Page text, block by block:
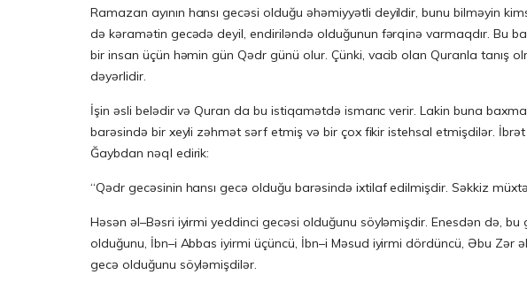
Ramazan ayının hansı gecəsi olduğu əhəmiyyətli deyildir, bunu bilməyin
də kəramətin gecədə deyil, endiriləndə olduğunun fərqinə varmaqdır. Bu
bir insan üçün həmin gün Qədr günü olur. Çünki, vacib olan Quranla tanış
dəyərlidir.
İşin əsli belədir və Quran da bu istiqamətdə ismarıc verir. Lakin buna
barəsində bir xeyli zəhmət sərf etmiş və bir çox fikir istehsal etmişdilər.
Ğaybdan nəql edirik:
“Qədr gecəsinin hansı gecə olduğu barəsində ixtilaf edilmişdir. Səkkiz
Həsən əl–Bəsri iyirmi yeddinci gecəsi olduğunu söyləmişdir. Enesdən də,
olduğunu, İbn–i Abbas iyirmi üçüncü, İbn–i Məsud iyirmi dördüncü, Əbu
gecə olduğunu söyləmişdilər.